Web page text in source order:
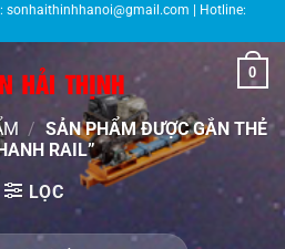
sonhaithinhhanoi@gmail.com | Hotline:
0
/ SẢN PHẨM ĐƯỢC GẮN THẺ
RAIL”
LỌC